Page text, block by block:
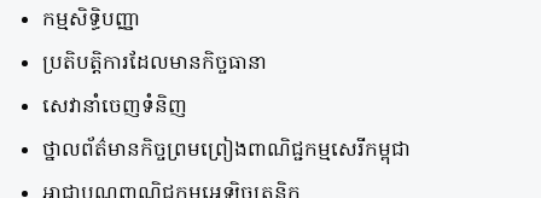
កម្មសិទ្ធិបញ្ញា
ប្រតិបត្តិការដែលមានកិច្ចធានា
សេវានាំចេញទំនិញ
ថ្នាលព័ត៌មានកិច្ចព្រមព្រៀងពាណិជ្ជកម្មសេរីកម្ពុជា